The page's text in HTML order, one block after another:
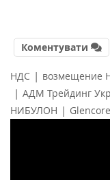
Коментувати
НДС | возмещение
| АДМ Трейдинг
НИБУЛОН | Glencore